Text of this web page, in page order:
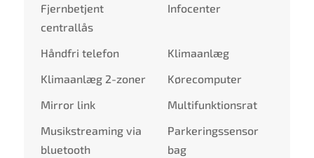
Fjernbetjent
centrallås
Infocenter
Håndfri telefon
Klimaanlæg
Klimaanlæg 2-zoner
Kørecomputer
Mirror link
Multifunktionsrat
Musikstreaming via
bluetooth
Parkeringssensor
bag